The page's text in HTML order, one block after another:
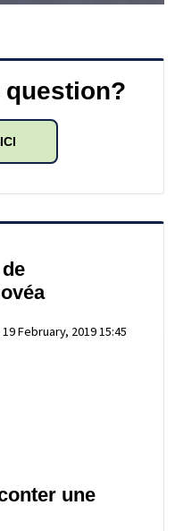
question?
19 February, 2019 15:45
une